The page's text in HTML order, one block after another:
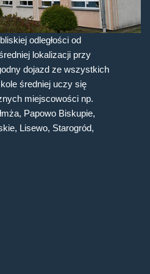
odległości od
lokalizacji przy
dojazd ze wszystkich
średniej uczy się
miejscowości np.
Papowo Biskupie,
Lisewo, Starogród,